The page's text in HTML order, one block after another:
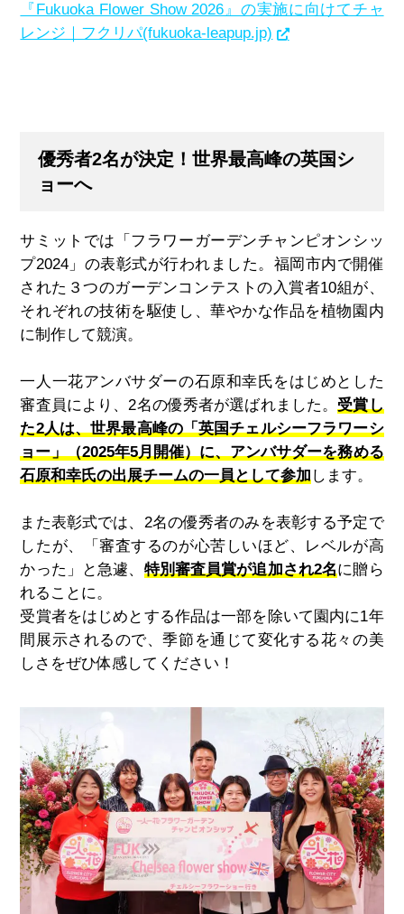
『Fukuoka Flower Show 2026』の実施に向けてチャ
レンジ｜フクリパ(fukuoka-leapup.jp)
優秀者2名が決定！世界最高峰の英国シ
ョーへ
サミットでは「フラワーガーデンチャンピオンシッ
プ2024」の表彰式が行われました。福岡市内で開催
された３つのガーデンコンテストの入賞者10組が、
それぞれの技術を駆使し、華やかな作品を植物園内
に制作して競演。
一人一花アンバサダーの石原和幸氏をはじめとした
審査員により、2名の優秀者が選ばれました。受賞し
た2人は、世界最高峰の「英国チェルシーフラワーシ
ョー」（2025年5月開催）に、アンバサダーを務める
石原和幸氏の出展チームの一員として参加します。
また表彰式では、 2名の優秀者のみを表彰する予定で
したが、「審査するのが心苦しいほど、レベルが高
かった」と急遽、 特別審査員賞が追加され2名に贈ら
れることに。
受賞者をはじめとする作品は一部を除いて園内に1年
間展示されるので、季節を通じて変化する花々の美
しさをぜひ体感してください！